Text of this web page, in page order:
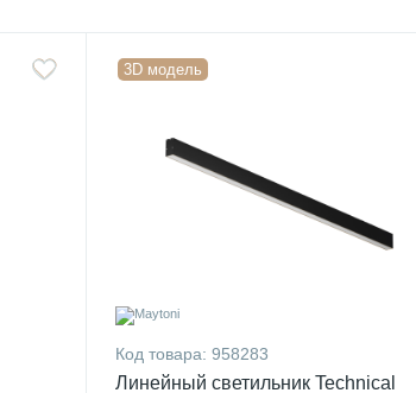
3D модель
Код товара: 958283
Линейный светильник Technical